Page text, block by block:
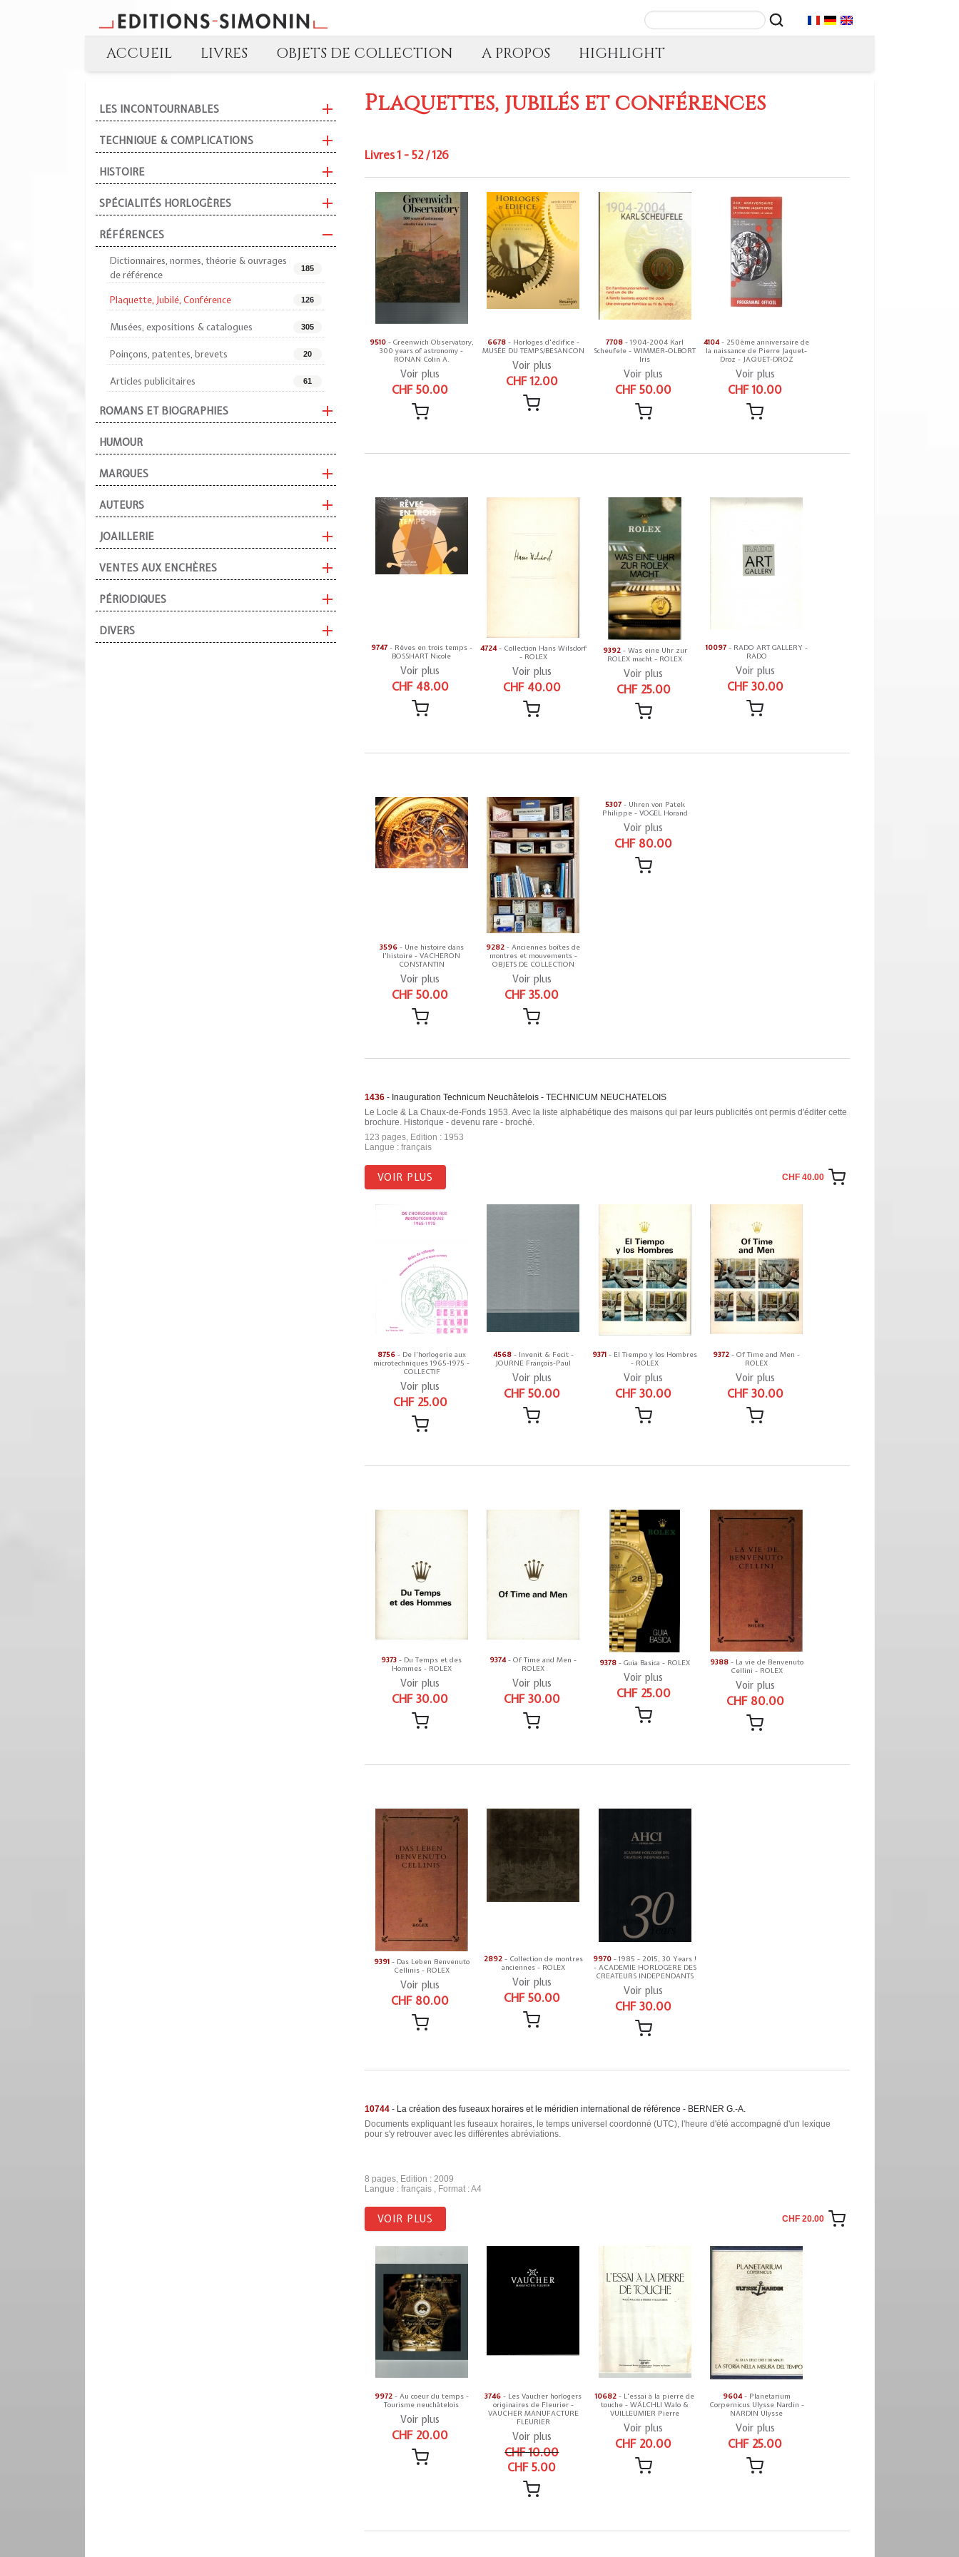
ACCUEIL LIVRES OBJETS DE COLLECTION A PROPOS HIGHLIGHT
LES INCONTOURNABLES
TECHNIQUE & COMPLICATIONS
HISTOIRE
SPÉCIALITÉS HORLOGÈRES
RÉFÉRENCES
Dictionnaires, normes, théorie & ouvrages
de référence
185
Plaquette, Jubilé, Conférence 126
Musées, expositions & catalogues 305
Poinçons, patentes, brevets 20
Articles publicitaires 61
ROMANS ET BIOGRAPHIES
HUMOUR
MARQUES
AUTEURS
JOAILLERIE
VENTES AUX ENCHÈRES
PÉRIODIQUES
DIVERS
Plaquettes, jubilés et conférences
Livres 1 - 52 / 126
9510- Greenwich Observatory,
300 years of astronomy -
RONAN Colin A.
Voir plus
CHF 50.00
6678- Horloges d'édifice -
MUSÉE DU TEMPS/BESANCON
Voir plus
CHF 12.00
7708 - 1904-2004 Karl
Scheufele - WIMMER-OLBORT
Iris
Voir plus
CHF 50.00
4104- 250ème anniversaire de
la naissance de Pierre Jaquet-
Droz - JAQUET-DROZ
Voir plus
CHF 10.00
9747- Rêves en trois temps -
BOSSHART Nicole
Voir plus
CHF 48.00
4724- Collection Hans Wilsdorf
- ROLEX
Voir plus
CHF 40.00
9392- Was eine Uhr zur
ROLEX macht - ROLEX
Voir plus
CHF 25.00
10097- RADO ART GALLERY -
RADO
Voir plus
CHF 30.00
3596- Une histoire dans
l'histoire - VACHERON
CONSTANTIN
Voir plus
CHF 50.00
9282 - Anciennes boîtes de
montres et mouvements -
OBJETS DE COLLECTION
Voir plus
CHF 35.00
5307- Uhren von Patek
Philippe - VOGEL Horand
Voir plus
CHF 80.00
1436- Inauguration Technicum Neuchâtelois - TECHNICUM NEUCHATELOIS
Le Locle & La Chaux-de-Fonds 1953. Avec la liste alphabétique des maisons qui par leurs publicités ont permis d'éditer cette
brochure. Historique - devenu rare - broché.
123 pages, Edition : 1953
Langue : français
VOIR PLUS CHF 40.00
8756- De l'horlogerie aux
microtechniques 1965-1975 -
COLLECTIF
Voir plus
CHF 25.00
4568- Invenit & Fecit -
JOURNE François-Paul
Voir plus
CHF 50.00
9371 - El Tiempo y los Hombres
- ROLEX
Voir plus
CHF 30.00
9372 - Of Time and Men -
ROLEX
Voir plus
CHF 30.00
9373 - Du Temps et des
Hommes - ROLEX
Voir plus
CHF 30.00
9374- Of Time and Men -
ROLEX
Voir plus
CHF 30.00
9378 - Guia Basica - ROLEX
Voir plus
CHF 25.00
9388- La vie de Benvenuto
Cellini - ROLEX
Voir plus
CHF 80.00
9391- Das Leben Benvenuto
Cellinis - ROLEX
Voir plus
CHF 80.00
2892- Collection de montres
anciennes - ROLEX
Voir plus
CHF 50.00
9970- 1985 - 2015, 30 Years !
- ACADEMIE HORLOGERE DES
CREATEURS INDEPENDANTS
Voir plus
CHF 30.00
10744- La création des fuseaux horaires et le méridien international de référence - BERNER G.-A.
Documents expliquant les fuseaux horaires, le temps universel coordonné (UTC), l'heure d'été accompagné d'un lexique
pour s'y retrouver avec les différentes abréviations.
8 pages, Edition : 2009
Langue : français , Format : A4
VOIR PLUS CHF 20.00
9972- Au coeur du temps -
Tourisme neuchâtelois
Voir plus
CHF 20.00
3746 - Les Vaucher horlogers
originaires de Fleurier -
VAUCHER MANUFACTURE
FLEURIER
Voir plus
CHF 10.00
CHF 5.00
10682 - L'essai à la pierre de
touche - WÄLCHLI Walo &
VUILLEUMIER Pierre
Voir plus
CHF 20.00
9604- Planetarium
Corpernicus Ulysse Nardin -
NARDIN Ulysse
Voir plus
CHF 25.00